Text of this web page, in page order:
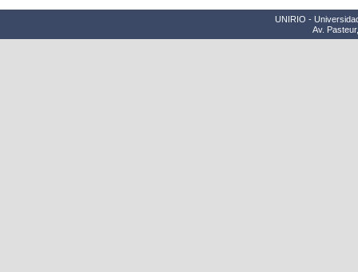
UNIRIO -
Av.